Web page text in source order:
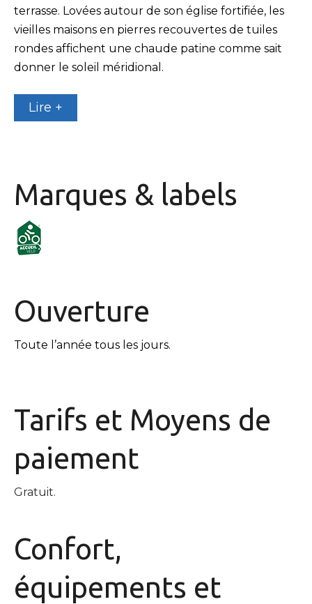
terrasse. Lovées autour de son église fortifiée, les
vieilles maisons en pierres recouvertes de tuiles
rondes affichent une chaude patine comme sait
donner le soleil méridional.
Lire +
Marques & labels
Ouverture
Toute l’année tous les jours.
Tarifs et Moyens de
paiement
Gratuit.
Confort,
équipements et